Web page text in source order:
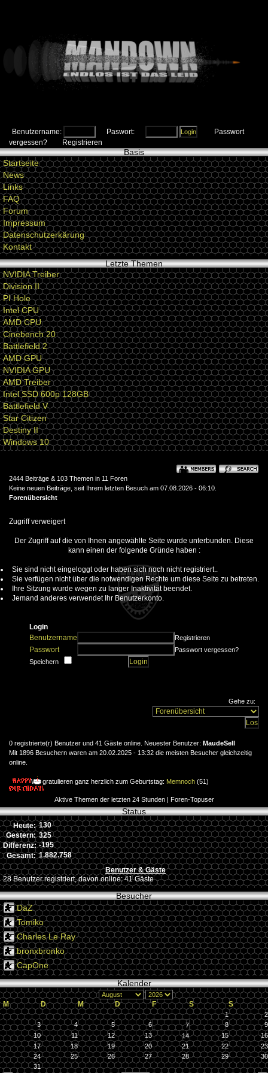
Benutzername: Paswort:
Passwort
vergessen?
Registrieren
Basis
Startseite
News
Links
FAQ
Forum
Impressum
Datenschutzerkärung
Kontakt
Letzte Themen
NVIDIA Treiber
Division II
PI Hole
Intel CPU
AMD CPU
Cinebench 20
Battlefield 2
AMD GPU
NVIDIA GPU
AMD Treiber
Intel SSD 600p 128GB
Battlefield V
Star Citizen
Destiny II
Windows 10
2444 Beiträge & 103 Themen in 11 Foren
Keine neuen Beiträge, seit Ihrem letzten Besuch am 07.08.2026 - 06:10.
Forenübersicht
Zugriff verweigert
Der Zugriff auf die von Ihnen angewählte Seite wurde unterbunden. Diese
kann einen der folgende Gründe haben :
Sie sind nicht eingeloggt oder haben sich noch nicht registriert..
Sie verfügen nicht über die notwendigen Rechte um diese Seite zu betreten.
Ihre Sitzung wurde wegen zu langer Inaktivität beendet.
Jemand anderes verwendet Ihr Benutzerkonto.
Login
Benutzername
Registrieren
Passwort
Passwort vergessen?
Speichern
Gehe zu:
0 registrierte(r) Benutzer und 41 Gäste online. Neuester Benutzer: MaudeSell
Mit 1896 Besuchern waren am 20.02.2025 - 13:32 die meisten Besucher gleichzeitig
online.
Wir gratulieren ganz herzlich zum Geburtstag: Memnoch (51)
Aktive Themen der letzten 24 Stunden| Foren-Topuser
Status
Heute: 130
Gestern: 325
Differenz: -195
Gesamt: 1.882.758
Benutzer & Gäste
28 Benutzer registriert, davon online: 41 Gäste
Besucher
DaZ
Tomiko
Charles Le Ray
bronxbronko
CapOne
Kalender
M D M D F S S
1
2
3
4 5 6 7 8
9
10
11 12 13 14 15
16
17
18 19 20 21 22
23
24
25 26 27 28 29
30
31